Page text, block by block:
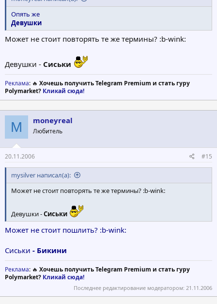
Опять же
Девушки
Может не стоит повторять те же термины? :b-wink:
Девушки - Сиськи
Реклама: 🔥 Хочешь получить Telegram Premium и стать гуру
Polymarket? Кликай сюда!
M moneyreal
Любитель
20.11.2006 #15
mysilver написал(а):
Может не стоит повторять те же термины? :b-wink:
Девушки -Сиськи
Может не стоит пошлить? :b-wink:
Сиськи - Бикини
Реклама: 🔥 Хочешь получить Telegram Premium и стать гуру
Polymarket? Кликай сюда!
Последнее редактирование модератором: 21.11.2006